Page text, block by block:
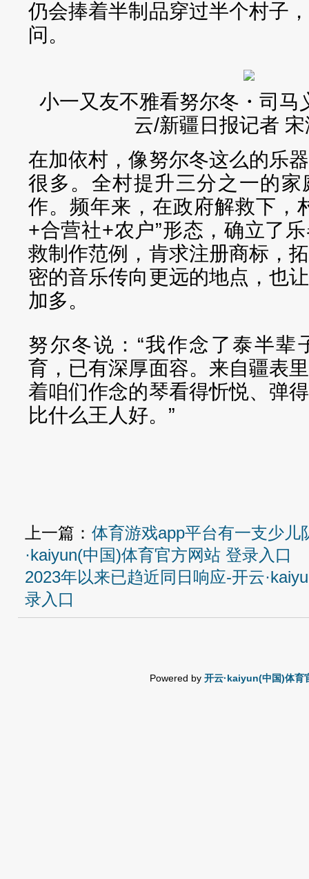
仍会捧着半制品穿过半个村子
问。
小一又友不雅看努尔冬・司马
云/新疆日报记者
在加依村，像努尔冬这么的乐
很多。全村提升三分之一的
作。频年来，在政府解救下，
+合营社+农户”形态，确立了
救制作范例，肯求注册商标，
密的音乐传向更远的地点，也
加多。
努尔冬说：“我作念了泰半辈
育，已有深厚面容。来自疆表
着咱们作念的琴看得忻悦、弹
比什么王人好。”
上一篇： 体育游戏app平台有一支少儿
·kaiyun(中国)体育官方网站 登录入口
2023年以来已趋近同日响应-开云
录入口
Powered by 开云·kaiyun(中国)体育